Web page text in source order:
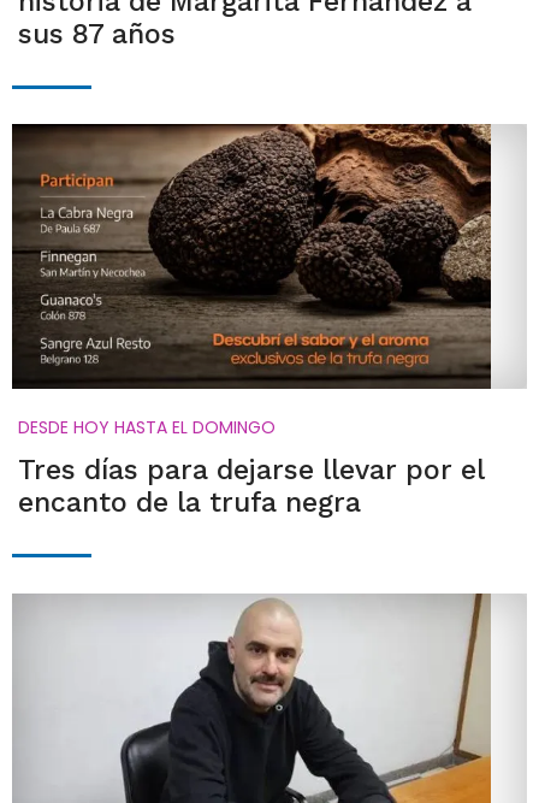
sus 87 años
DESDE HOY HASTA EL DOMINGO
Tres días para dejarse llevar por el
encanto de la trufa negra